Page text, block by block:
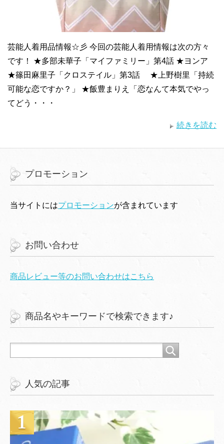
芸能人着用品情報☆彡 今回の芸能人着用情報は次の方々
です！ ★多部未華子「マイファミリー」第4話 ★ヨンア
★篠田麻里子「クロステイル」第3話 ★上野樹里「持続
可能な恋ですか？」 ★飯豊まりえ「恋なんて本気でやっ
てどう・・・
続きを読む
プロモーション
当サイトにはプロモーションが含まれています
お問い合わせ
商品レビュー等のお問い合わせはこちら
商品名やキーワードで検索できます♪
人気の記事